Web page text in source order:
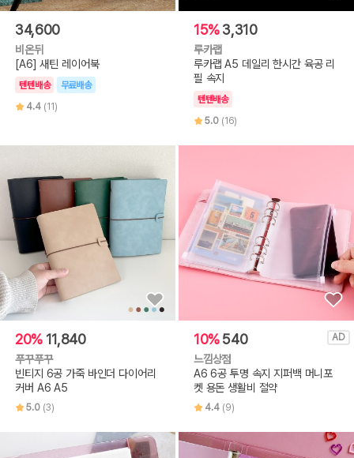
34,600
비온뒤
[A6] 새틴 레이어북
텐텐배송
무료배송
4.4 (11)
15%3,310
루카랩
루카랩 A5 데일리 한시간 육공 리
필 속지
텐텐배송
5.0 (16)
20% 11,840
푸꾸푸꾸
빈티지 6공 가죽 바인더 다이어리
커버 A6 A5
5.0 (3)
10%540
느낌상점
A6 6공 투명 속지 지퍼백 머니포
켓 용돈 생활비 절약
4.4 (9)
AD